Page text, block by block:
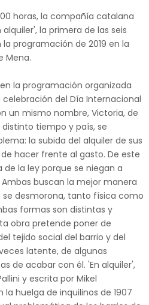
horas, la compañía catalana
la primera de las seis
programación de 2019 en la
Mena.
la programación organizada
del Día Internacional
un mismo nombre, Victoria, de
tiempo y país, se
la subida del alquiler de sus
hacer frente al gasto. De este
la ley porque se niegan a
buscan la mejor manera
desmorona, tanto física como
formas son distintas y
obra pretende poner de
tejido social del barrio y del
latente, de algunas
de acabar con él. 'En alquiler',
y escrita por Mikel
huelga de inquilinos de 1907